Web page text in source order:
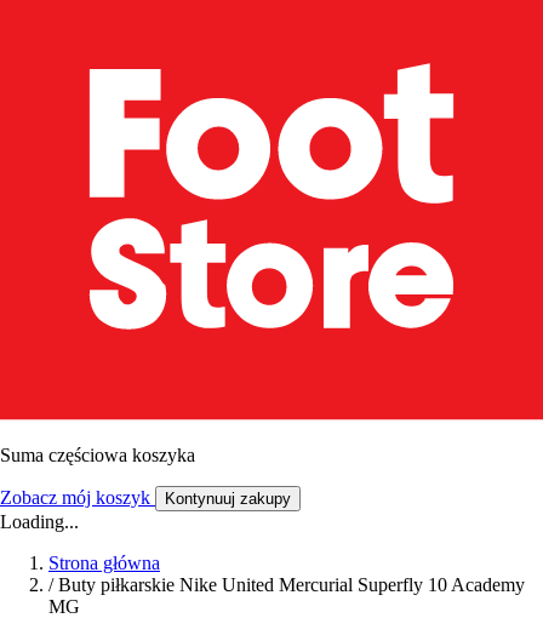
Suma częściowa koszyka
Zobacz mój koszyk Kontynuuj zakupy
Loading...
Strona główna
/ Buty piłkarskie Nike United Mercurial Superfly 10 Academy
MG